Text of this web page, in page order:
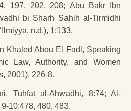
197, 202, 208; Abu Bakr Ibn
bi Sharh Sahih al-Tirmidhi
n.d.), 1:133.
Abou El Fadl, Speaking
Law, Authority, and Women
2001), 226-8.
Tuhfat al-Ahwadhi, 8:74; Al-
10:478, 480, 483.